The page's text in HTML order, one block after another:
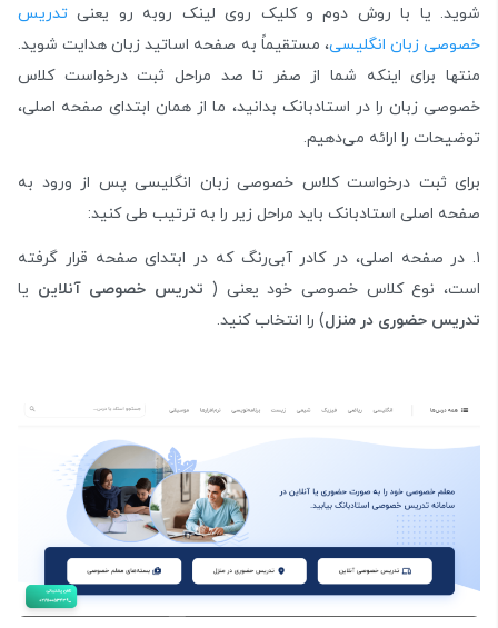
شوید. یا با روش دوم و کلیک روی لینک روبه رو یعنی تدریس
خصوصی زبان انگلیسی، مستقیماً به صفحه اساتید زبان هدایت شوید.
منتها برای اینکه شما از صفر تا صد مراحل ثبت درخواست کلاس
خصوصی زبان را در استادبانک بدانید، ما از همان ابتدای صفحه اصلی،
توضیحات را ارائه می‌دهیم.
برای ثبت درخواست کلاس خصوصی زبان انگلیسی پس از ورود به
صفحه اصلی استادبانک باید مراحل زیر را به ترتیب طی کنید:
۱. در صفحه اصلی، در کادر آبی‌رنگ که در ابتدای صفحه قرار گرفته
است، نوع کلاس خصوصی خود یعنی ( تدریس خصوصی آنلاین یا
تدریس حضوری در منزل) را انتخاب کنید.